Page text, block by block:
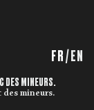
FR/ EN
DES MINEURS.
des mineurs.